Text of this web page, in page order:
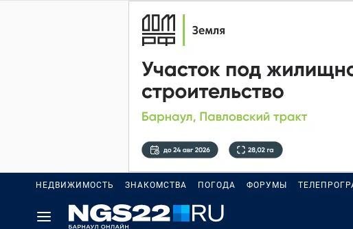
НЕДВИЖИМОСТЬ ЗНАКОМСТВА ПОГОДА ФОРУМЫ